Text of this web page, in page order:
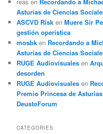
Asturias de Ciencias
ASCVD Risk enMuere Sir
gestión operística
mosbk en Recordando a
Asturias de Ciencias
RUGE Audiovisuales en
desorden
RUGE Audiovisuales en
Premio Princesa de
DeustoForum
CATEGORIES